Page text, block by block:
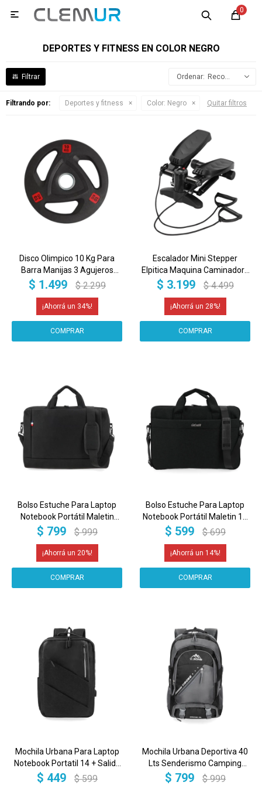
0

DEPORTES Y FITNESS EN COLOR NEGRO
Recomendados
Filtrando por: Deportes y fitness Color: Negro Quitar filtros
Disco Olimpico 10 Kg Para
Barra Manijas 3 Agujeros
Hierro Y Acero Pesas Barra
$ 1.499 $ 2.299
34
Escalador Mini Stepper
Elpitica Maquina Caminadora
Entrenamiento Gym Con
Imback
$ 3.199 $ 4.499
28
Bolso Estuche Para Laptop
Notebook Portátil Maletin
hasta 15.6 pulgadas
$ 799 $ 999
20
Bolso Estuche Para Laptop
Notebook Portátil Maletin 14
pulgadas
$ 599 $ 699
14
Mochila Urbana Para Laptop
Notebook Portatil 14 + Salida
Usb LAP005
$ 449 $ 599
Mochila Urbana Deportiva 40
Lts Senderismo Camping
Escolar
$ 799 $ 999